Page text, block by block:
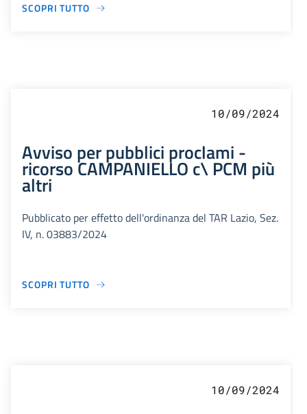
SCOPRI TUTTO
10/09/2024
Avviso per pubblici proclami -
ricorso CAMPANIELLO c\ PCM più
altri
Pubblicato per effetto dell'ordinanza del TAR Lazio, Sez.
IV, n. 03883/2024
SCOPRI TUTTO
10/09/2024